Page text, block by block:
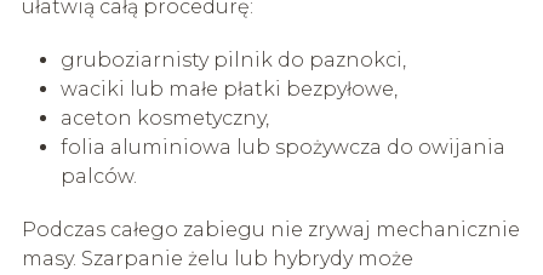
ułatwią całą procedurę:
gruboziarnisty pilnik do paznokci,
waciki lub małe płatki bezpyłowe,
aceton kosmetyczny,
folia aluminiowa lub spożywcza do owijania
palców.
Podczas całego zabiegu nie zrywaj mechanicznie
masy. Szarpanie żelu lub hybrydy może